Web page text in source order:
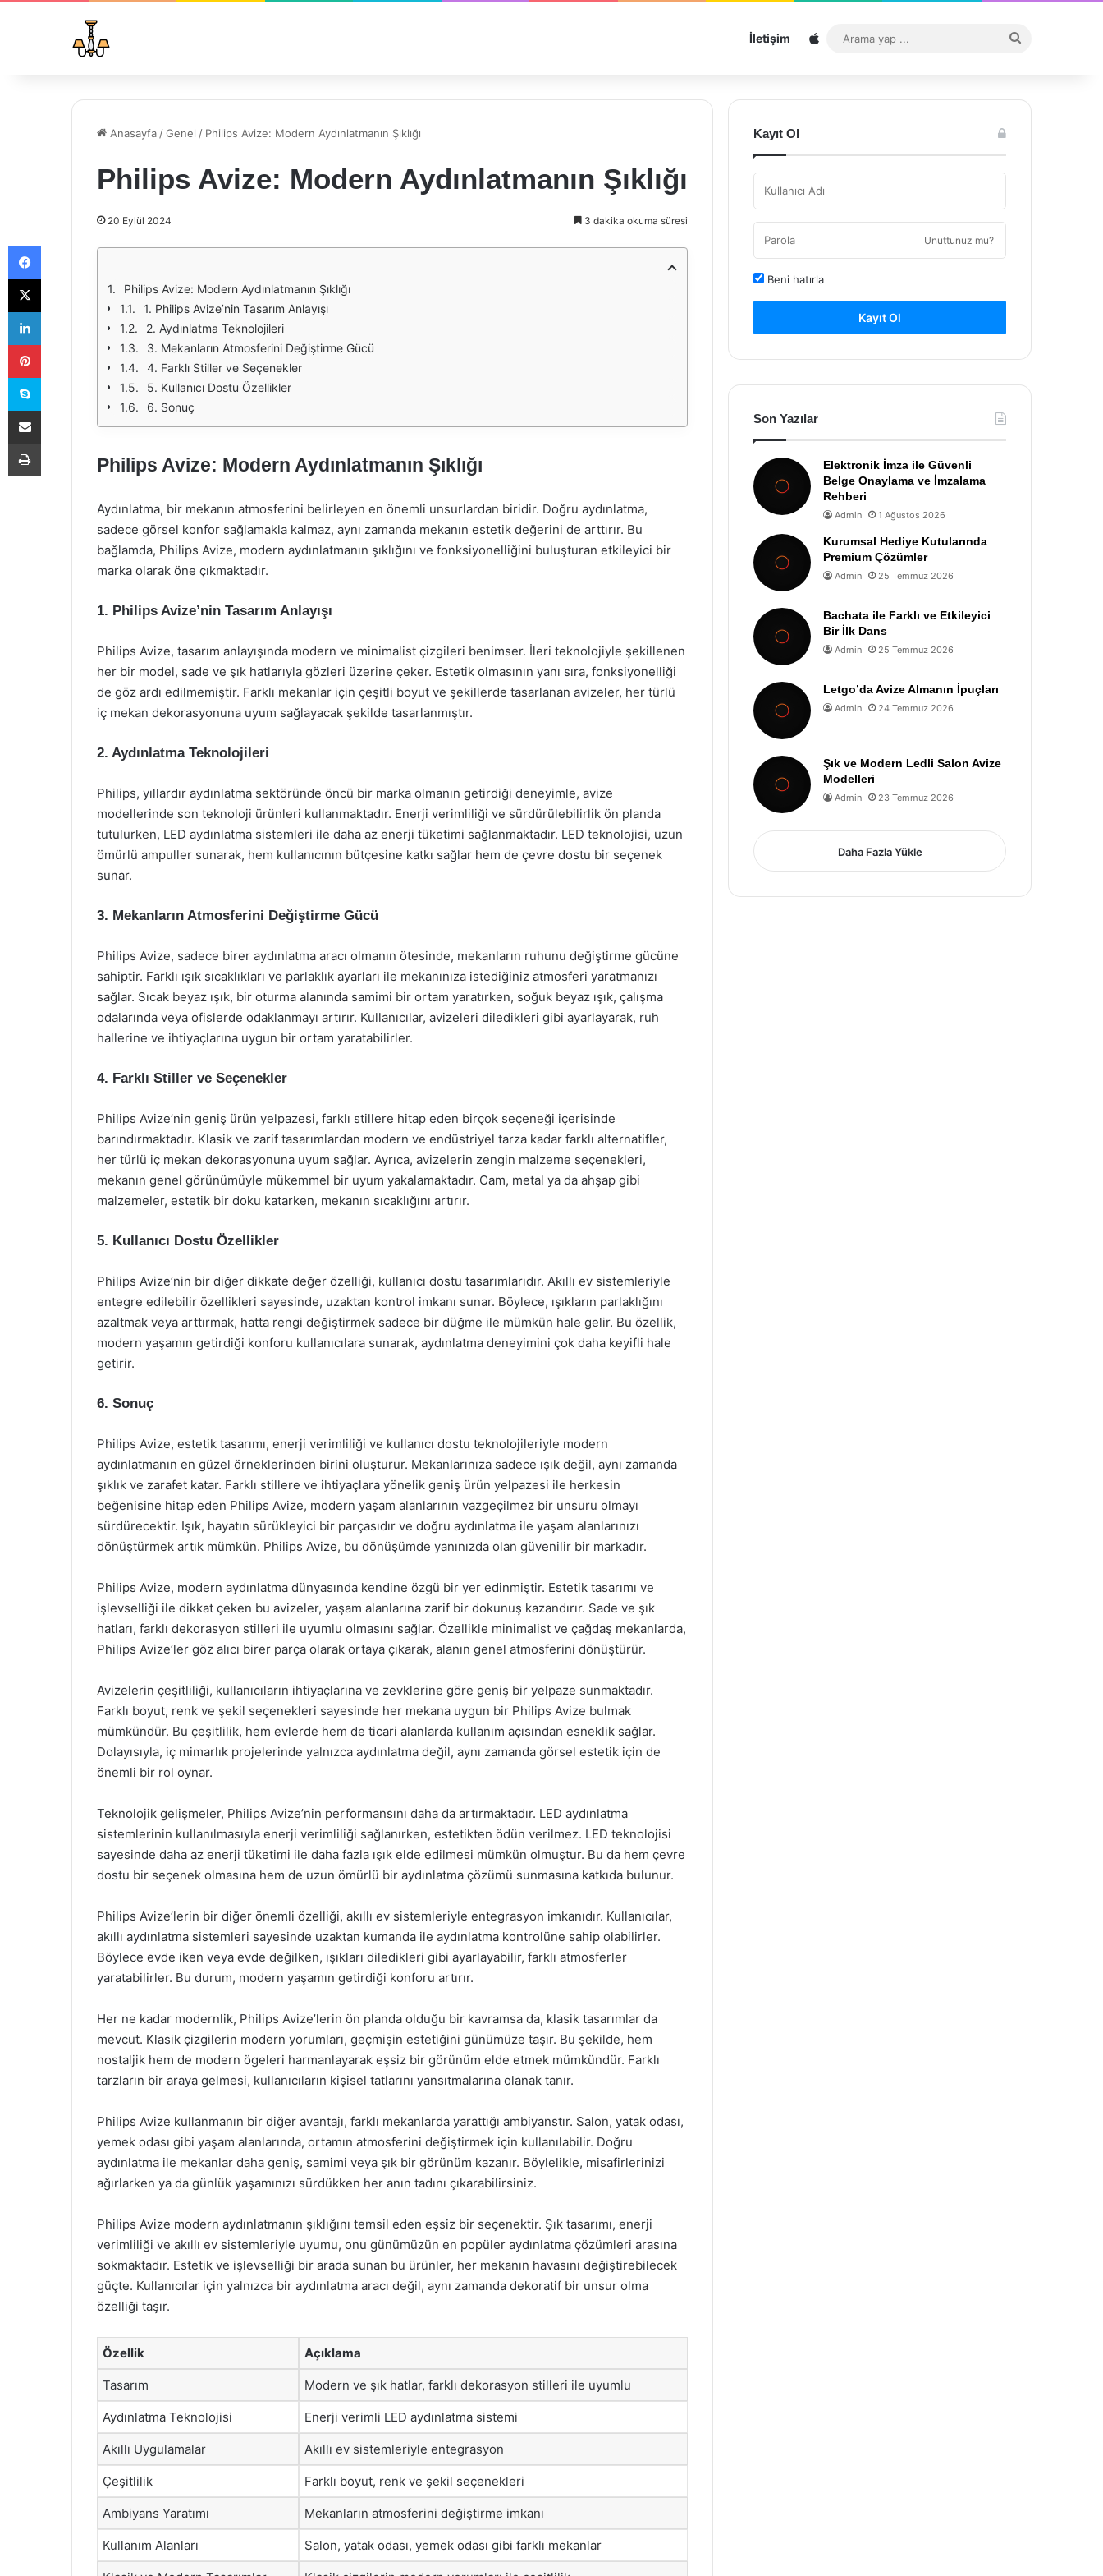
İletişim Sitemap
...
Anasayfa /Genel / Philips Avize: Modern Aydınlatmanın Şıklığı
Philips Avize: Modern Aydınlatmanın Şıklığı
20 Eylül 2024 3 dakika okuma süresi
Philips Avize: Modern Aydınlatmanın Şıklığı
1. Philips Avize’nin Tasarım Anlayışı
2. Aydınlatma Teknolojileri
3. Mekanların Atmosferini Değiştirme Gücü
4. Farklı Stiller ve Seçenekler
5. Kullanıcı Dostu Özellikler
6. Sonuç
Philips Avize: Modern Aydınlatmanın Şıklığı
Aydınlatma, bir mekanın atmosferini belirleyen en önemli unsurlardan biridir. Doğru aydınlatma,
sadece görsel konfor sağlamakla kalmaz, aynı zamanda mekanın estetik değerini de arttırır. Bu
bağlamda, Philips Avize, modern aydınlatmanın şıklığını ve fonksiyonelliğini buluşturan etkileyici bir
marka olarak öne çıkmaktadır.
1. Philips Avize’nin Tasarım Anlayışı
Philips Avize, tasarım anlayışında modern ve minimalist çizgileri benimser. İleri teknolojiyle şekillenen
her bir model, sade ve şık hatlarıyla gözleri üzerine çeker. Estetik olmasının yanı sıra, fonksiyonelliği
de göz ardı edilmemiştir. Farklı mekanlar için çeşitli boyut ve şekillerde tasarlanan avizeler, her türlü
iç mekan dekorasyonuna uyum sağlayacak şekilde tasarlanmıştır.
2. Aydınlatma Teknolojileri
Philips, yıllardır aydınlatma sektöründe öncü bir marka olmanın getirdiği deneyimle, avize
modellerinde son teknoloji ürünleri kullanmaktadır. Enerji verimliliği ve sürdürülebilirlik ön planda
tutulurken, LED aydınlatma sistemleri ile daha az enerji tüketimi sağlanmaktadır. LED teknolojisi, uzun
ömürlü ampuller sunarak, hem kullanıcının bütçesine katkı sağlar hem de çevre dostu bir seçenek
sunar.
3. Mekanların Atmosferini Değiştirme Gücü
Philips Avize, sadece birer aydınlatma aracı olmanın ötesinde, mekanların ruhunu değiştirme gücüne
sahiptir. Farklı ışık sıcaklıkları ve parlaklık ayarları ile mekanınıza istediğiniz atmosferi yaratmanızı
sağlar. Sıcak beyaz ışık, bir oturma alanında samimi bir ortam yaratırken, soğuk beyaz ışık, çalışma
odalarında veya ofislerde odaklanmayı artırır. Kullanıcılar, avizeleri diledikleri gibi ayarlayarak, ruh
hallerine ve ihtiyaçlarına uygun bir ortam yaratabilirler.
4. Farklı Stiller ve Seçenekler
Philips Avize’nin geniş ürün yelpazesi, farklı stillere hitap eden birçok seçeneği içerisinde
barındırmaktadır. Klasik ve zarif tasarımlardan modern ve endüstriyel tarza kadar farklı alternatifler,
her türlü iç mekan dekorasyonuna uyum sağlar. Ayrıca, avizelerin zengin malzeme seçenekleri,
mekanın genel görünümüyle mükemmel bir uyum yakalamaktadır. Cam, metal ya da ahşap gibi
malzemeler, estetik bir doku katarken, mekanın sıcaklığını artırır.
5. Kullanıcı Dostu Özellikler
Philips Avize’nin bir diğer dikkate değer özelliği, kullanıcı dostu tasarımlarıdır. Akıllı ev sistemleriyle
entegre edilebilir özellikleri sayesinde, uzaktan kontrol imkanı sunar. Böylece, ışıkların parlaklığını
azaltmak veya arttırmak, hatta rengi değiştirmek sadece bir düğme ile mümkün hale gelir. Bu özellik,
modern yaşamın getirdiği konforu kullanıcılara sunarak, aydınlatma deneyimini çok daha keyifli hale
getirir.
6. Sonuç
Philips Avize, estetik tasarımı, enerji verimliliği ve kullanıcı dostu teknolojileriyle modern
aydınlatmanın en güzel örneklerinden birini oluşturur. Mekanlarınıza sadece ışık değil, aynı zamanda
şıklık ve zarafet katar. Farklı stillere ve ihtiyaçlara yönelik geniş ürün yelpazesi ile herkesin
beğenisine hitap eden Philips Avize, modern yaşam alanlarının vazgeçilmez bir unsuru olmayı
sürdürecektir. Işık, hayatın sürükleyici bir parçasıdır ve doğru aydınlatma ile yaşam alanlarınızı
dönüştürmek artık mümkün. Philips Avize, bu dönüşümde yanınızda olan güvenilir bir markadır.
Philips Avize, modern aydınlatma dünyasında kendine özgü bir yer edinmiştir. Estetik tasarımı ve
işlevselliği ile dikkat çeken bu avizeler, yaşam alanlarına zarif bir dokunuş kazandırır. Sade ve şık
hatları, farklı dekorasyon stilleri ile uyumlu olmasını sağlar. Özellikle minimalist ve çağdaş mekanlarda,
Philips Avize’ler göz alıcı birer parça olarak ortaya çıkarak, alanın genel atmosferini dönüştürür.
Avizelerin çeşitliliği, kullanıcıların ihtiyaçlarına ve zevklerine göre geniş bir yelpaze sunmaktadır.
Farklı boyut, renk ve şekil seçenekleri sayesinde her mekana uygun bir Philips Avize bulmak
mümkündür. Bu çeşitlilik, hem evlerde hem de ticari alanlarda kullanım açısından esneklik sağlar.
Dolayısıyla, iç mimarlık projelerinde yalnızca aydınlatma değil, aynı zamanda görsel estetik için de
önemli bir rol oynar.
Teknolojik gelişmeler, Philips Avize’nin performansını daha da artırmaktadır. LED aydınlatma
sistemlerinin kullanılmasıyla enerji verimliliği sağlanırken, estetikten ödün verilmez. LED teknolojisi
sayesinde daha az enerji tüketimi ile daha fazla ışık elde edilmesi mümkün olmuştur. Bu da hem çevre
dostu bir seçenek olmasına hem de uzun ömürlü bir aydınlatma çözümü sunmasına katkıda bulunur.
Philips Avize’lerin bir diğer önemli özelliği, akıllı ev sistemleriyle entegrasyon imkanıdır. Kullanıcılar,
akıllı aydınlatma sistemleri sayesinde uzaktan kumanda ile aydınlatma kontrolüne sahip olabilirler.
Böylece evde iken veya evde değilken, ışıkları diledikleri gibi ayarlayabilir, farklı atmosferler
yaratabilirler. Bu durum, modern yaşamın getirdiği konforu artırır.
Her ne kadar modernlik, Philips Avize’lerin ön planda olduğu bir kavramsa da, klasik tasarımlar da
mevcut. Klasik çizgilerin modern yorumları, geçmişin estetiğini günümüze taşır. Bu şekilde, hem
nostaljik hem de modern ögeleri harmanlayarak eşsiz bir görünüm elde etmek mümkündür. Farklı
tarzların bir araya gelmesi, kullanıcıların kişisel tatlarını yansıtmalarına olanak tanır.
Philips Avize kullanmanın bir diğer avantajı, farklı mekanlarda yarattığı ambiyanstır. Salon, yatak odası,
yemek odası gibi yaşam alanlarında, ortamın atmosferini değiştirmek için kullanılabilir. Doğru
aydınlatma ile mekanlar daha geniş, samimi veya şık bir görünüm kazanır. Böylelikle, misafirlerinizi
ağırlarken ya da günlük yaşamınızı sürdükken her anın tadını çıkarabilirsiniz.
Philips Avize modern aydınlatmanın şıklığını temsil eden eşsiz bir seçenektir. Şık tasarımı, enerji
verimliliği ve akıllı ev sistemleriyle uyumu, onu günümüzün en popüler aydınlatma çözümleri arasına
sokmaktadır. Estetik ve işlevselliği bir arada sunan bu ürünler, her mekanın havasını değiştirebilecek
güçte. Kullanıcılar için yalnızca bir aydınlatma aracı değil, aynı zamanda dekoratif bir unsur olma
özelliği taşır.
Özellik Açıklama
Tasarım Modern ve şık hatlar, farklı dekorasyon stilleri ile uyumlu
Aydınlatma Teknolojisi Enerji verimli LED aydınlatma sistemi
Akıllı Uygulamalar Akıllı ev sistemleriyle entegrasyon
Çeşitlilik Farklı boyut, renk ve şekil seçenekleri
Ambiyans Yaratımı Mekanların atmosferini değiştirme imkanı
Kullanım Alanları Salon, yatak odası, yemek odası gibi farklı mekanlar
Kayıt Ol
Unuttunuz mu?
Beni hatırla
Kayıt Ol
Son Yazılar
Elektronik İmza ile Güvenli
Belge Onaylama ve İmzalama
Rehberi
Admin 1 Ağustos 2026
Kurumsal Hediye Kutularında
Premium Çözümler
Admin 25 Temmuz 2026
Bachata ile Farklı ve Etkileyici
Bir İlk Dans
Admin 25 Temmuz 2026
Letgo’da Avize Almanın İpuçları
Admin 24 Temmuz 2026
Şık ve Modern Ledli Salon Avize
Modelleri
Admin 23 Temmuz 2026
Daha Fazla Yükle
Facebook
X
LinkedIn
Pinterest
Skype
E-Posta ile paylaş